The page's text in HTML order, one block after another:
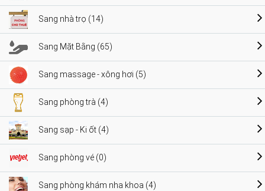
Sang nhà trọ (14)
Sang Mặt Bằng (65)
Sang massage - xông hơi (5)
Sang phòng trà (4)
Sang sạp - Ki ốt (4)
Sang phòng vé (0)
Sang phòng khám nha khoa (4)